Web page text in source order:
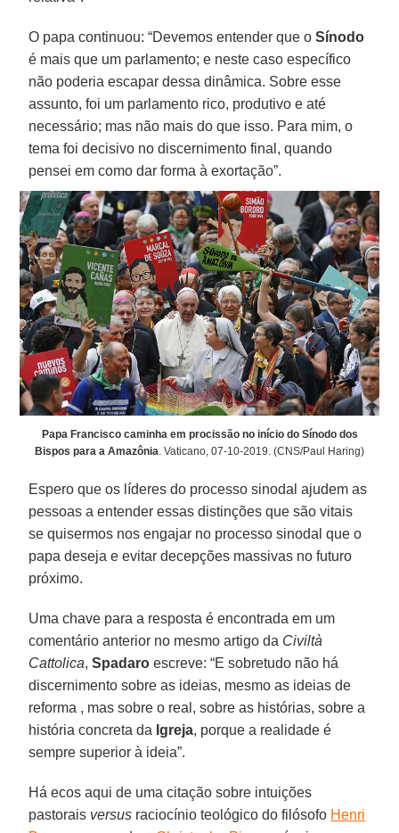
O papa continuou: “Devemos entender que oSínodo
é mais que um parlamento; e neste caso específico
não poderia escapar dessa dinâmica. Sobre esse
assunto, foi um parlamento rico, produtivo e até
necessário; mas não mais do que isso. Para mim, o
tema foi decisivo no discernimento final, quando
pensei em como dar forma à exortação”.
Papa Francisco caminha em procissão no início do Sínodo dos
Bispos para a Amazônia . Vaticano, 07-10-2019. (CNS/Paul Haring)
Espero que os líderes do processo sinodal ajudem as
pessoas a entender essas distinções que são vitais
se quisermos nos engajar no processo sinodal que o
papa deseja e evitar decepções massivas no futuro
próximo.
Uma chave para a resposta é encontrada em um
comentário anterior no mesmo artigo da Civiltà
Cattolica,Spadaro escreve: “E sobretudo não há
discernimento sobre as ideias, mesmo as ideias de
reforma , mas sobre o real, sobre as histórias, sobre a
história concreta da Igreja, porque a realidade é
sempre superior à ideia”.
Há ecos aqui de uma citação sobre intuições
pastorais versus raciocínio teológico do filósofo Henri